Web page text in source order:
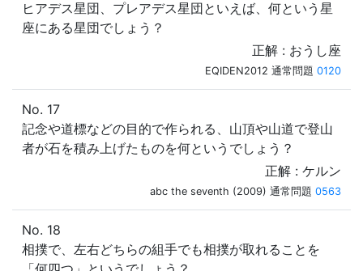
ヒアデス星団、プレアデス星団といえば、何という星
座にある星団でしょう？
正解 : おうし座
EQIDEN2012 通常問題 0120
No. 17
記念や道標などの目的で作られる、山頂や山道で登山
者が石を積み上げたものを何というでしょう？
正解 : ケルン
abc the seventh (2009) 通常問題 0563
No. 18
相撲で、左右どちらの組手でも相撲が取れることを